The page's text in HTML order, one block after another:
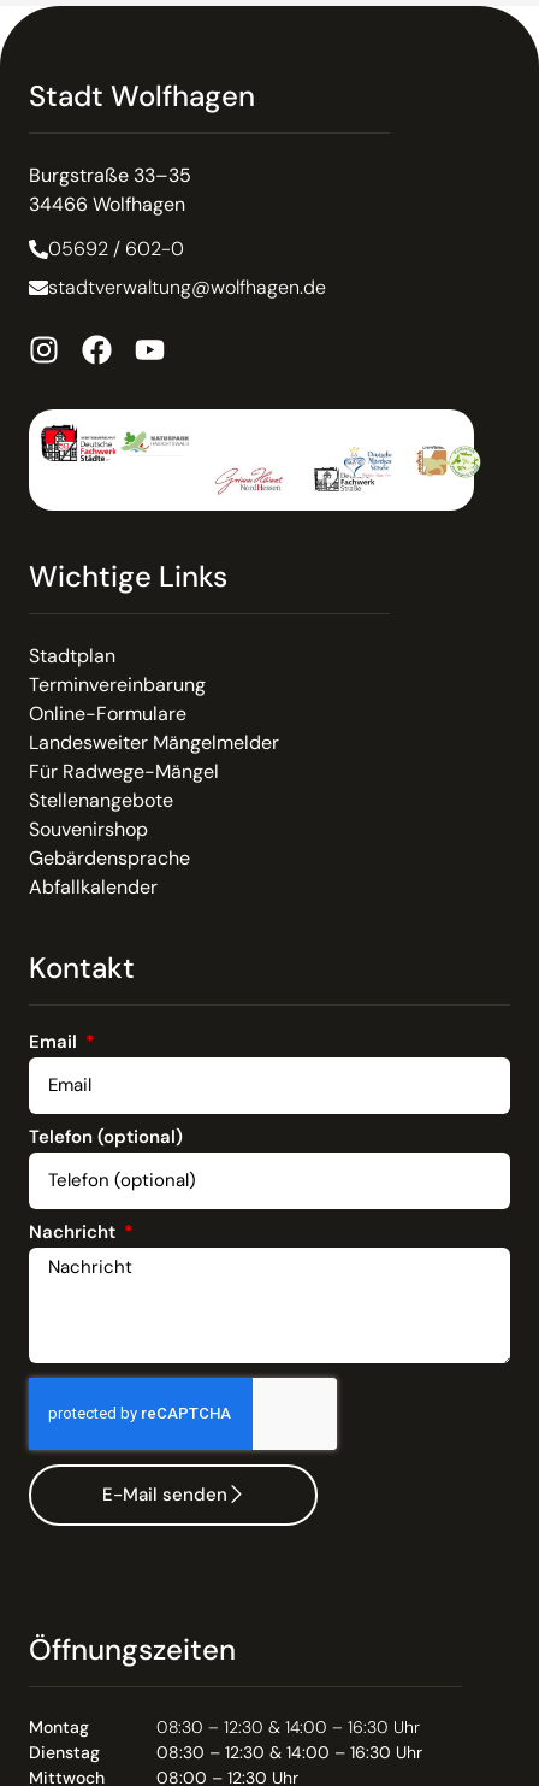
Stadt Wolfhagen
Burgstraße 33–35
34466 Wolfhagen
05692 / 602-0
stadtverwaltung@wolfhagen.de
Wichtige Links
Stadtplan
Terminvereinbarung
Online-Formulare
Landesweiter Mängelmelder
Für Radwege-Mängel
Stellenangebote
Souvenirshop
Gebärdensprache
Abfallkalender
Kontakt
Email
Telefon (optional)
Nachricht
E-Mail senden
Öffnungszeiten
Montag
08:30 – 12:30 & 14:00 – 16:30 Uhr
Dienstag
08:30 – 12:30 & 14:00 – 16:30 Uhr
Mittwoch
08:00 – 12:30 Uhr